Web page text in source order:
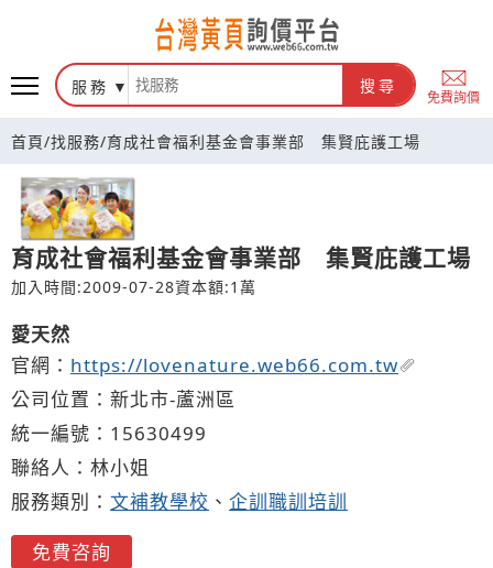
台灣黃頁詢價平台
服務 搜尋
免費詢價
首頁/找服務/育成社會福利基金會事業部 集賢庇護工場
育成社會福利基金會事業部 集賢庇護工場
加入時間:2009-07-28資本額:1萬
愛天然
官網： https://lovenature.web66.com.tw
公司位置：新北市-蘆洲區
統一編號：15630499
聯絡人：林小姐
服務類別： 文補教學校 、 企訓職訓培訓
免費咨詢